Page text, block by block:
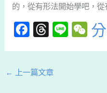
的，從有形法開始學吧，
F
a
e
T
hr
a
Li
n
W
e
← 上一篇文章